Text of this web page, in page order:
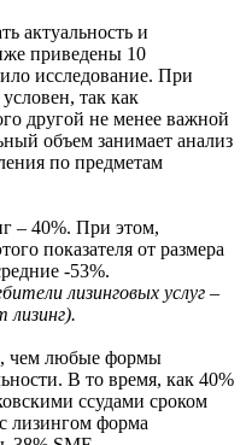
актуальность и
приведены 10
исследование. При
так как
другой не менее важной
объем занимает анализ
по предметам
– 40%. При этом,
показателя от размера
-53%.
лизинговых услуг –
лизинг).
чем любые формы
В то время, как 40%
ссудами сроком
лизингом форма